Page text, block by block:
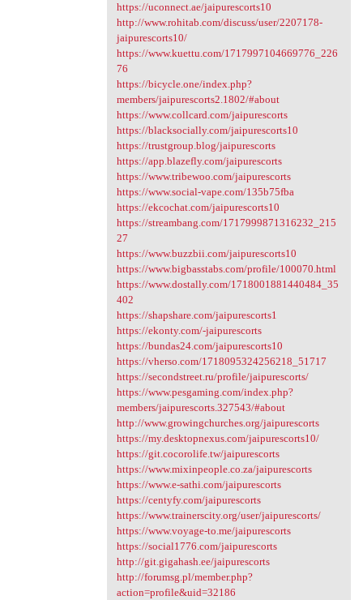
https://uconnect.ae/jaipurescorts10
http://www.rohitab.com/discuss/user/2207178-
jaipurescorts10/
https://www.kuettu.com/1717997104669776_226
76
https://bicycle.one/index.php?
members/jaipurescorts2.1802/#about
https://www.collcard.com/jaipurescorts
https://blacksocially.com/jaipurescorts10
https://trustgroup.blog/jaipurescorts
https://app.blazefly.com/jaipurescorts
https://www.tribewoo.com/jaipurescorts
https://www.social-vape.com/135b75fba
https://ekcochat.com/jaipurescorts10
https://streambang.com/1717999871316232_215
27
https://www.buzzbii.com/jaipurescorts10
https://www.bigbasstabs.com/profile/100070.html
https://www.dostally.com/1718001881440484_35
402
https://shapshare.com/jaipurescorts1
https://ekonty.com/-jaipurescorts
https://bundas24.com/jaipurescorts10
https://vherso.com/1718095324256218_51717
https://secondstreet.ru/profile/jaipurescorts/
https://www.pesgaming.com/index.php?
members/jaipurescorts.327543/#about
http://www.growingchurches.org/jaipurescorts
https://my.desktopnexus.com/jaipurescorts10/
https://git.cocorolife.tw/jaipurescorts
https://www.mixinpeople.co.za/jaipurescorts
https://www.e-sathi.com/jaipurescorts
https://centyfy.com/jaipurescorts
https://www.trainerscity.org/user/jaipurescorts/
https://www.voyage-to.me/jaipurescorts
https://social1776.com/jaipurescorts
http://git.gigahash.ee/jaipurescorts
http://forumsg.pl/member.php?
action=profile&uid=32186